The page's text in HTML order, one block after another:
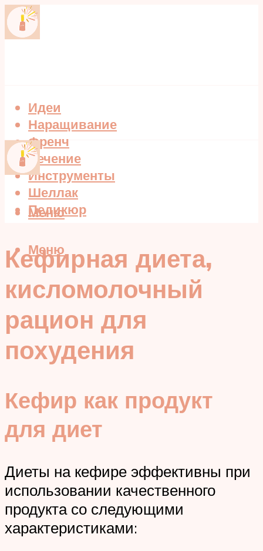
Идеи
Наращивание
Френч
Лечение
Инструменты
Шеллак
Педикюр
Меню
Меню
Кефирная диета,
кисломолочный
рацион для
похудения
Кефир как продукт
для диет
Диеты на кефире эффективны при
использовании качественного
продукта со следующими
характеристиками: